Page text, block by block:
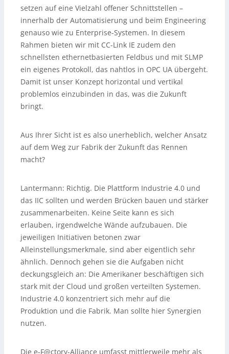
setzen auf eine Vielzahl offener Schnittstellen –
innerhalb der Automatisierung und beim Engineering
genauso wie zu Enterprise-Systemen. In diesem
Rahmen bieten wir mit CC-Link IE zudem den
schnellsten ethernetbasierten Feldbus und mit SLMP
ein eigenes Protokoll, das nahtlos in OPC UA übergeht.
Damit ist unser Konzept horizontal und vertikal
problemlos einzubinden in das, was die Zukunft
bringt.
Aus Ihrer Sicht ist es also unerheblich, welcher Ansatz
auf dem Weg zur Fabrik der Zukunft das Rennen
macht?
Lantermann: Richtig. Die Plattform Industrie 4.0 und
das IIC sollten und werden Brücken bauen und stärker
zusammenarbeiten. Keine Seite kann es sich
erlauben, irgendwelche Wände aufzubauen. Die
jeweiligen Initiativen betonen zwar
Alleinstellungsmerkmale, sind aber eigentlich sehr
ähnlich. Dennoch gehen sie die Aufgaben nicht
deckungsgleich an: Die Amerikaner beschäftigen sich
stark mit der Cloud und großen verteilten Systemen.
Industrie 4.0 konzentriert sich mehr auf die
Produktion und die Fabrik. Man sollte hier Synergien
nutzen.
Die e-F@ctory-Alliance umfasst mittlerweile mehr als